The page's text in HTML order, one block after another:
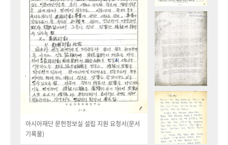
아시아재단 문헌정보실 설립 지원 요청서(문서
기록물)